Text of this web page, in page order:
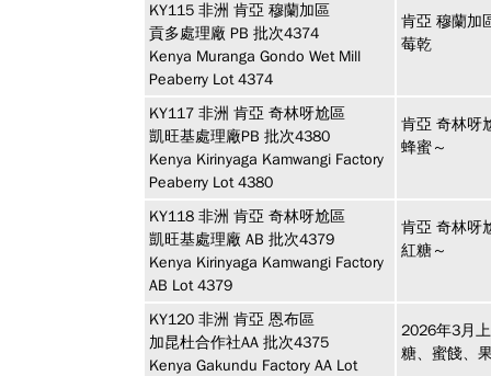
KY115 非洲 肯亞 穆蘭加區
貢多處理廠 PB 批次4374
Kenya Muranga Gondo Wet Mill
Peaberry Lot 4374
肯亞 穆蘭加
莓乾
KY117 非洲 肯亞 奇林呀尬區
凱旺基處理廠PB 批次4380
Kenya Kirinyaga Kamwangi Factory
Peaberry Lot 4380
肯亞 奇林呀
蜂蜜～
KY118 非洲 肯亞 奇林呀尬區
凱旺基處理廠 AB 批次4379
Kenya Kirinyaga Kamwangi Factory
AB Lot 4379
肯亞 奇林呀
紅糖～
KY120 非洲 肯亞 恩布區
加昆杜合作社AA 批次4375
Kenya Gakundu Factory AA Lot
2026年3月
糖、蜜餞、